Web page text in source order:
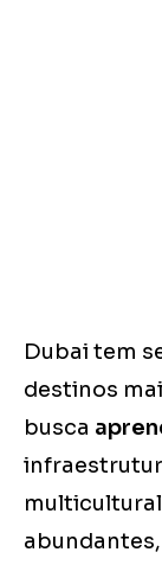
Dubai tem
destinos
busca